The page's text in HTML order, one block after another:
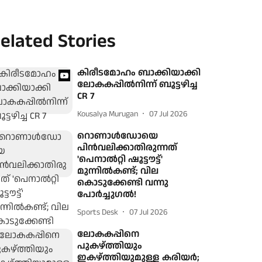
Stories
കിരീടമോഹം ബാക്കിയാക്കി
ലോകകപ്പിൽനിന്ന് ബൂട്ടഴിച്ച
CR 7
Kousalya Murugan 07 Jul 2026
റൊണാൾഡോയെ
പിൻവലിക്കാതിരുന്നത്
'പെനാൽറ്റി ഷൂട്ടൗട്ട്'
മുന്നിൽകണ്ട്; വില
കൊടുക്കേണ്ടി വന്നു
പോർച്ചുഗൽ!
Sports Desk 07 Jul 2026
ലോകകപ്പിനെ
പുകഴ്ത്തിയും
ഇകഴ്ത്തിയുമുള്ള കരിയർ;